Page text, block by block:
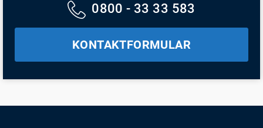
0800 - 33 33 583
KONTAKTFORMULAR